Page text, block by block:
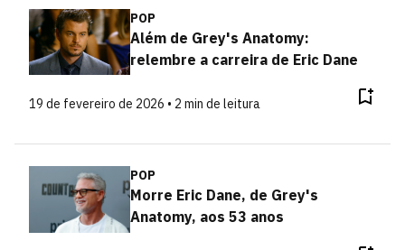
POP
Além de Grey's Anatomy:
relembre a carreira de Eric Dane
19 de fevereiro de 2026 • 2 min de leitura
POP
Morre Eric Dane, de Grey's
Anatomy, aos 53 anos